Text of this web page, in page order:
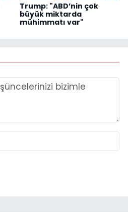
Trump: "ABD’nin çok
büyük miktarda
mühimmatı var"